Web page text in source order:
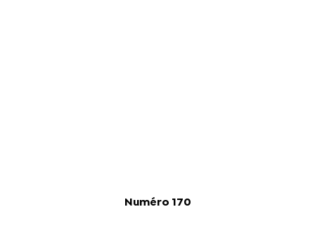
Numéro 170